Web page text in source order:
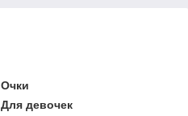
Очки
Для девочек